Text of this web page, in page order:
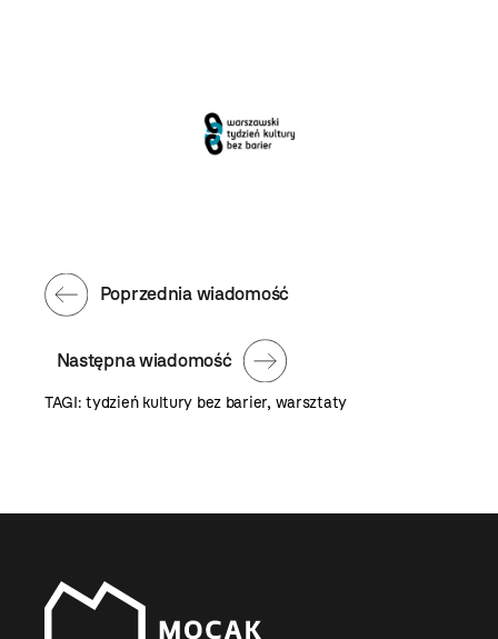
Następna wiadomość
Poprzednia wiadomość
TAGI:tydzień kultury bez barier, warsztaty